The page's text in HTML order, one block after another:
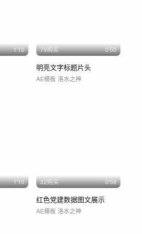
1'10 79购买 0'50
明亮文字标题片头
AE模板 洛水之神
1'10 32购买 0'58
红色党建数据图文展示
AE模板 洛水之神